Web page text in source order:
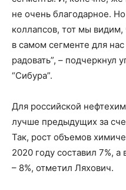
не очень благодарное.
коллапсов, тот мы
в самом сегменте для
радовать”, – подчеркнул
“Сибура”.
Для российской
лучше предыдущих за
Так, рост объемов
2020 году составил 7%,
– 8%, отметил Ляхович.